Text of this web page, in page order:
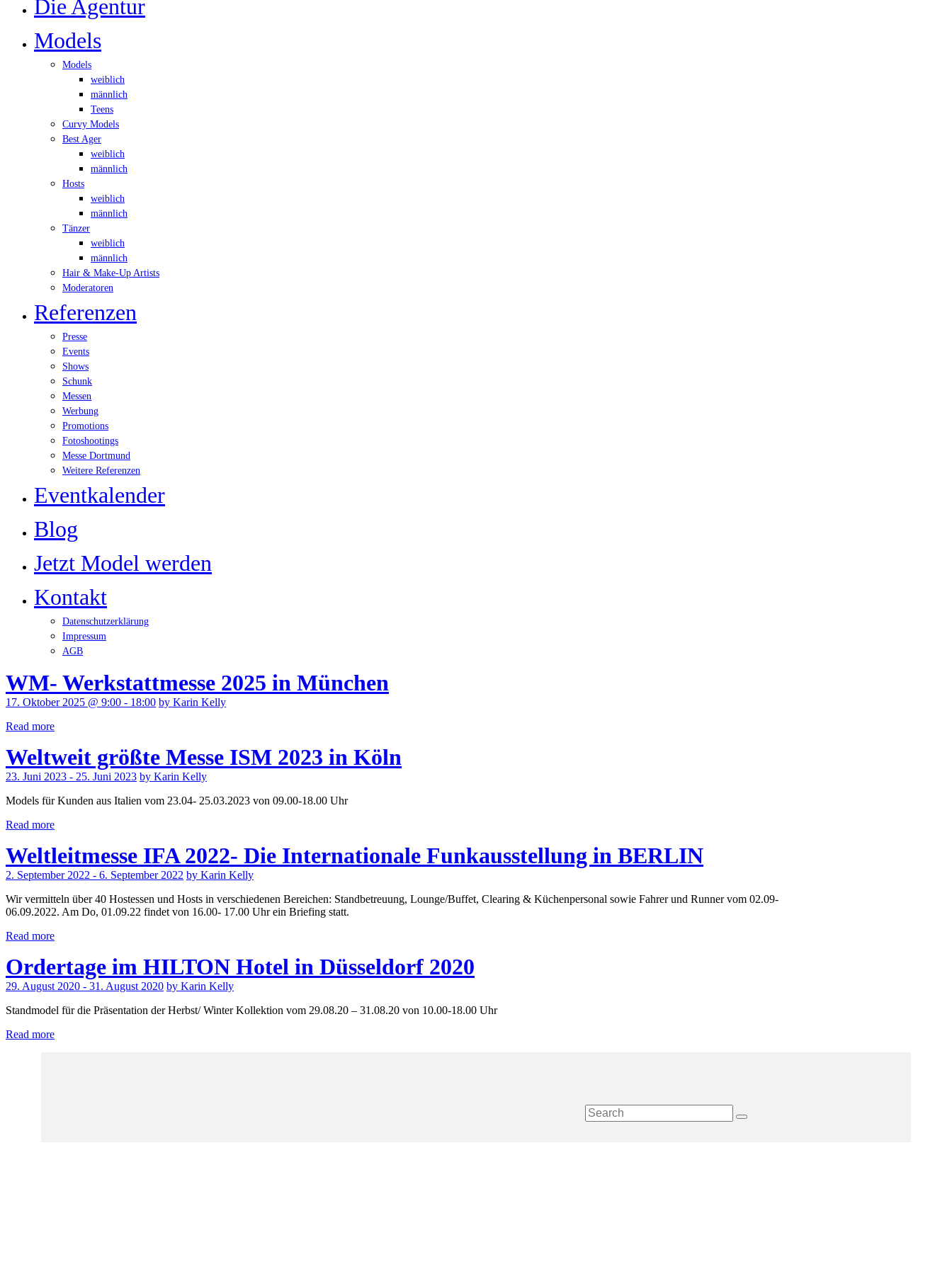
Die Agentur
Models
Models
weiblich
männlich
Teens
Curvy Models
Best Ager
weiblich
männlich
Hosts
weiblich
männlich
Tänzer
weiblich
männlich
Hair & Make-Up Artists
Moderatoren
Referenzen
Presse
Events
Shows
Schunk
Messen
Werbung
Promotions
Fotoshootings
Messe Dortmund
Weitere Referenzen
Eventkalender
Blog
Jetzt Model werden
Kontakt
Datenschutzerklärung
Impressum
AGB
WM- Werkstattmesse 2025 in München
17. Oktober 2025 @ 9:00 - 18:00 by Karin Kelly
Read more
Weltweit größte Messe ISM 2023 in Köln
23. Juni 2023 - 25. Juni 2023 by Karin Kelly
Models für Kunden aus Italien vom 23.04- 25.03.2023 von 09.00-18.00 Uhr
Read more
Weltleitmesse IFA 2022- Die Internationale Funkausstellung in BERLIN
2. September 2022 - 6. September 2022 by Karin Kelly
Wir vermitteln über 40 Hostessen und Hosts in verschiedenen Bereichen: Standbetreuung, Lounge/Buffet, Clearing & Küchenpersonal sowie Fahrer und Runner vom 02.09-
06.09.2022. Am Do, 01.09.22 findet von 16.00- 17.00 Uhr ein Briefing statt.
Read more
Ordertage im HILTON Hotel in Düsseldorf 2020
29. August 2020 - 31. August 2020 by Karin Kelly
Standmodel für die Präsentation der Herbst/ Winter Kollektion vom 29.08.20 – 31.08.20 von 10.00-18.00 Uhr
Read more